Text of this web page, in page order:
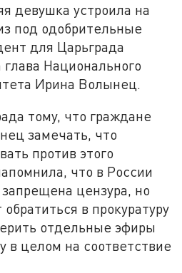
девушка устроила на
под одобрительные
для Царьграда
Национального
Ирина Волынец.
тому, что граждане
замечать, что
против этого
что в России
цензура, но
в прокуратуру
отдельные эфиры
в целом на соответствие